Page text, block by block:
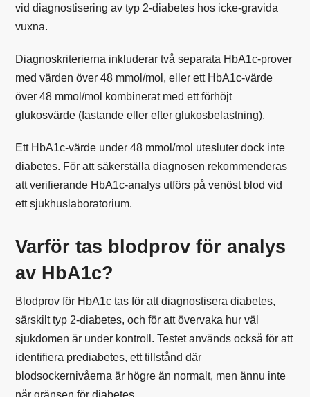
vid diagnostisering av typ 2-diabetes hos icke-gravida
vuxna.
Diagnoskriterierna inkluderar två separata HbA1c-prover
med värden över 48 mmol/mol, eller ett HbA1c-värde
över 48 mmol/mol kombinerat med ett förhöjt
glukosvärde (fastande eller efter glukosbelastning).
Ett HbA1c-värde under 48 mmol/mol utesluter dock inte
diabetes. För att säkerställa diagnosen rekommenderas
att verifierande HbA1c-analys utförs på venöst blod vid
ett sjukhuslaboratorium.
Varför tas blodprov för analys
av HbA1c?
Blodprov för HbA1c tas för att diagnostisera diabetes,
särskilt typ 2-diabetes, och för att övervaka hur väl
sjukdomen är under kontroll. Testet används också för att
identifiera prediabetes, ett tillstånd där
blodsockernivåerna är högre än normalt, men ännu inte
når gränsen för diabetes.